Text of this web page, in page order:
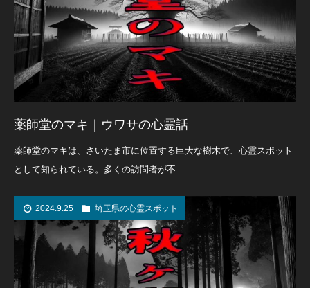
薬師堂のマキ｜ウワサの心霊話
薬師堂のマキは、さいたま市に位置する巨大な樹木で、心霊スポット
として知られている。多くの訪問者が不…
2024.9.25 埼玉県の心霊スポット